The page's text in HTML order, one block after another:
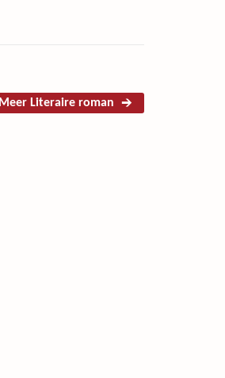
Meer Literaire roman